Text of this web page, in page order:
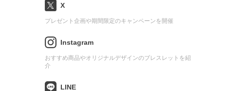
X
プレゼント企画や期間限定のキャンペーンを開催
Instagram
おすすめ商品やオリジナルデザインのブレスレットを紹
介
LINE